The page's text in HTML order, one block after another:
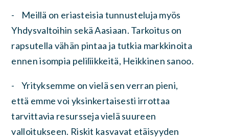
- Meillä on eriasteisia tunnusteluja myös
Yhdysvaltoihin sekä Aasiaan. Tarkoitus on
rapsutella vähän pintaa ja tutkia markkinoita
ennen isompia peliliikkeitä, Heikkinen sanoo.
- Yrityksemme on vielä sen verran pieni,
että emme voi yksinkertaisesti irrottaa
tarvittavia resursseja vielä suureen
valloitukseen. Riskit kasvavat etäisyyden